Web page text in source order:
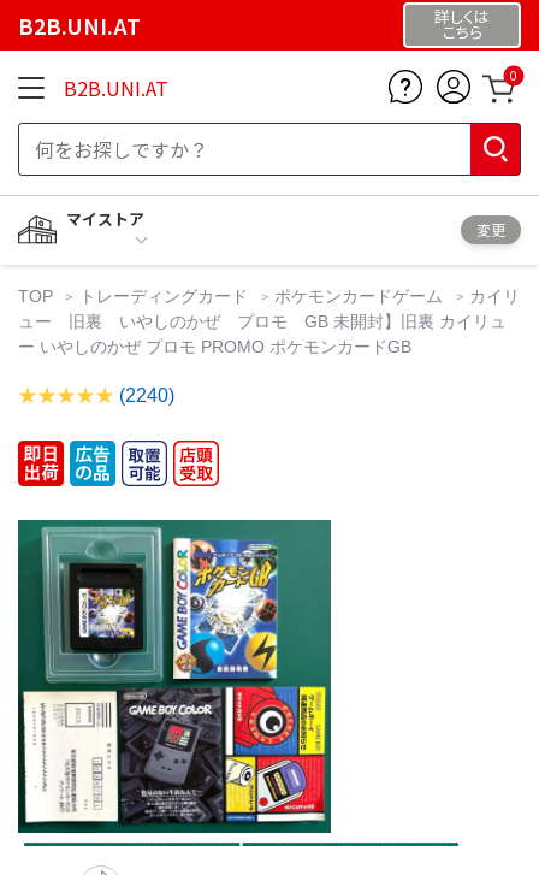
B2B.UNI.AT 詳しくは
こちら
B2B.UNI.AT 0
マイストア
変更
TOP トレーディングカード ポケモンカードゲーム
カイリ
ュー 旧裏 いやしのかぜ プロモ GB 未開封】旧裏 カイリュ
ー いやしのかぜ プロモ PROMO ポケモンカードGB
(2240)